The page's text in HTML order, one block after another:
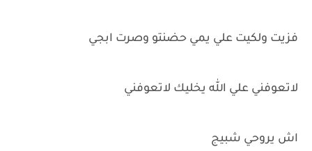
فزيت ولكيت علي يمي حضنتو وصرت ابجي
لاتعوفني علي الله يخليك لاتعوفني
اش يروحي شبيج